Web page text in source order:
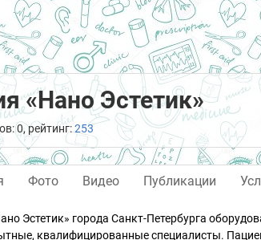
«Нано Эстетик»
0, рейтинг:253
Фото Видео Публикации
Эстетик» города Санкт-Петербурга
квалифицированные специалисты.